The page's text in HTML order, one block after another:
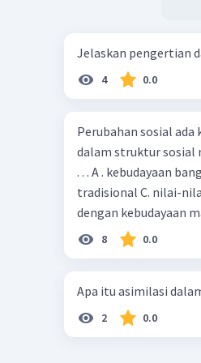
lingkungan
kompetitif.
Pemahaman
panduan
regional.
Beri Rating
Jelaskan pengertian
4 0.0
Perubahan sosial
dalam struktur sosial
. . . A . kebudayaan
tradisional C. nilai-
dengan kebudayaan
8 0.0
Apa itu asimilasi
2 0.0